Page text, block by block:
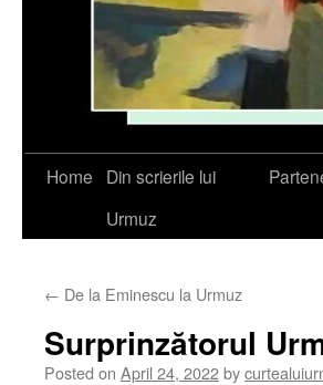
Skip
Home
Din scrierile lui
Urmuz
← De la Eminescu la Urmuz
Surprinzătorul
Posted on April 24, 2022by